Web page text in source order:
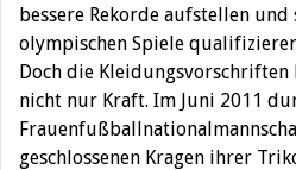
bessere Rekorde aufstellen
olympischen Spiele
Doch die
nicht nur Kraft. Im Juni 2011
geschlossenen Kragen ihrer